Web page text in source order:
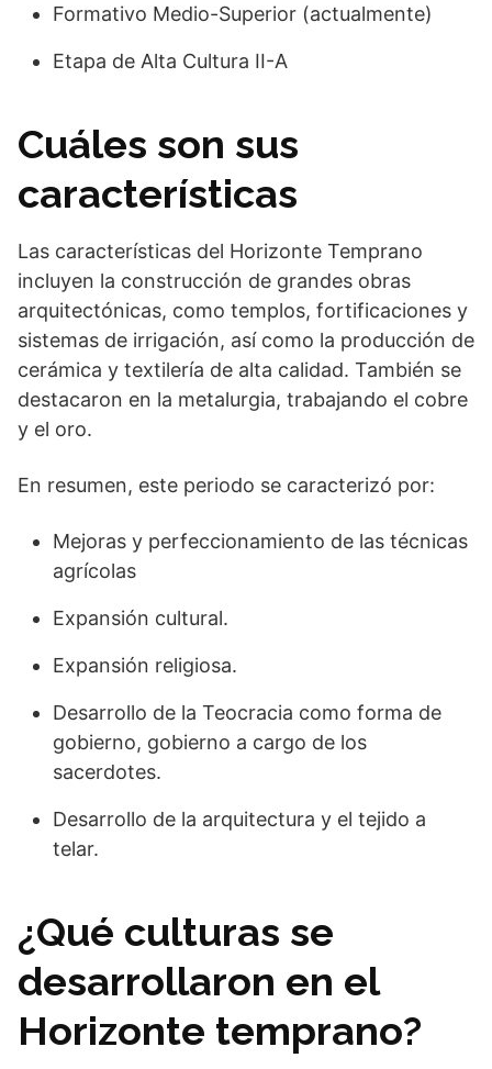
Formativo Medio-Superior (actualmente)
Etapa de Alta Cultura II-A
Cuáles son sus
características
Las características del Horizonte Temprano
incluyen la construcción de grandes obras
arquitectónicas, como templos, fortificaciones y
sistemas de irrigación, así como la producción de
cerámica y textilería de alta calidad. También se
destacaron en la metalurgia, trabajando el cobre
y el oro.
En resumen, este periodo se caracterizó por:
Mejoras y perfeccionamiento de las técnicas
agrícolas
Expansión cultural.
Expansión religiosa.
Desarrollo de la Teocracia como forma de
gobierno, gobierno a cargo de los
sacerdotes.
Desarrollo de la arquitectura y el tejido a
telar.
¿Qué culturas se
desarrollaron en el
Horizonte temprano?